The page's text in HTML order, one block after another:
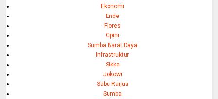
Ekonomi
Ende
Flores
Opini
Sumba Barat Daya
Infrastruktur
Sikka
Jokowi
Sabu Raijua
Sumba